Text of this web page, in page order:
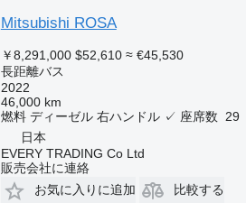
Mitsubishi ROSA
￥8,291,000 $52,610 ≈ €45,530
長距離バス
2022
46,000 km
燃料 ディーゼル 右ハンドル ✓ 座席数
29
日本
EVERY TRADING Co Ltd
販売会社に連絡
お気に入りに追加
比較する